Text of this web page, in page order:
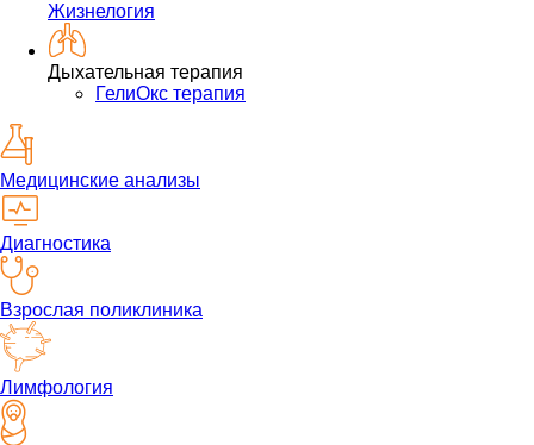
Жизнелогия
Дыхательная терапия
ГелиОкс терапия
Медицинские анализы
Диагностика
Взрослая поликлиника
Лимфология